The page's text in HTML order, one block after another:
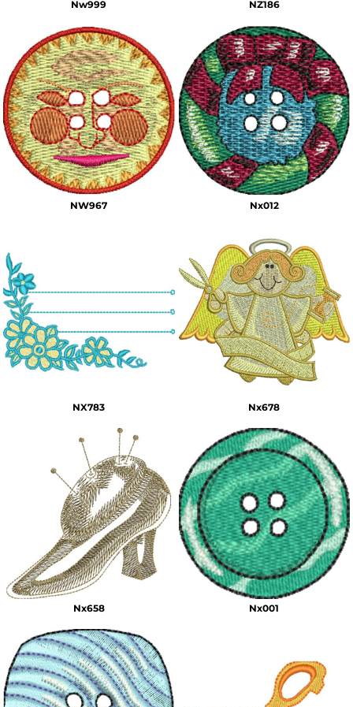
Nw999 NZ186
NW967 Nx012
NX783 Nx678
Nx658 Nx001